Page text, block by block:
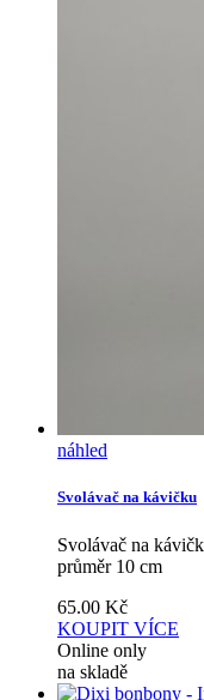
náhled
Svolávač na kávičku
Svolávač na
průměr 10 cm
65.00 Kč
KOUPIT VÍCE
Online only
na skladě